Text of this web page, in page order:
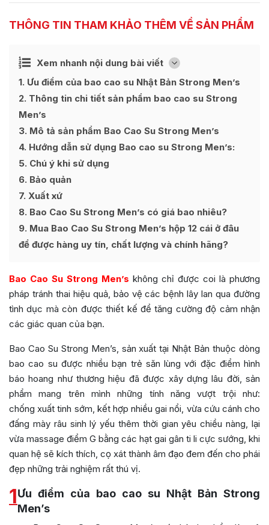
THÔNG TIN THAM KHẢO THÊM VỀ SẢN PHẨM
Xem nhanh nội dung bài viết [
Ẩn
1 Ưu điểm của bao cao su Nhật Bản Strong Men’s
2 Thông tin chi tiết sản phẩm bao cao su Strong
Men’s
3 Mô tả sản phẩm Bao Cao Su Strong Men’s
4 Hướng dẫn sử dụng Bao cao su Strong Men’s:
5 Chú ý khi sử dụng
6 Bảo quản
7 Xuất xứ
8 Bao Cao Su Strong Men’s có giá bao nhiêu?
9 Mua Bao Cao Su Strong Men’s hộp 12 cái ở đâu
để được hàng uy tín, chất lượng và chính hãng?
Bao Cao Su Strong Men’s không chỉ được coi là phương
pháp tránh thai hiệu quả, bảo vệ các bệnh lây lan qua đường
tình dục mà còn được thiết kế để tăng cường độ cảm nhận
các giác quan của bạn.
Bao Cao Su Strong Men’s, sản xuất tại Nhật Bản thuộc dòng
bao cao su được nhiều bạn trẻ săn lùng với đặc điểm hình
báo hoang như thương hiệu đã được xây dựng lâu đời, sản
phẩm mang trên mình những tính năng vượt trội như:
chống xuất tinh sớm, kết hợp nhiều gai nổi, vừa cứu cánh cho
đấng mày râu sinh lý yếu thêm thời gian yêu chiều nàng, lại
vừa massage điểm G bằng các hạt gai gân ti li cực sướng, khi
quan hệ sẽ kích thích, cọ xát thành âm đạo đem đến cho phái
đẹp những trải nghiệm rất thú vị.
1Ưu điểm của bao cao su Nhật Bản Strong
Men’s